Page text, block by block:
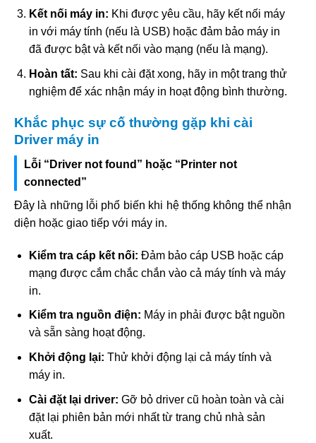
Kết nối máy in: Khi được yêu cầu, hãy kết nối máy
in với máy tính (nếu là USB) hoặc đảm bảo máy in
đã được bật và kết nối vào mạng (nếu là mạng).
Hoàn tất: Sau khi cài đặt xong, hãy in một trang thử
nghiệm để xác nhận máy in hoạt động bình thường.
Khắc phục sự cố thường gặp khi cài
Driver máy in
Lỗi “Driver not found” hoặc “Printer not
connected”
Đây là những lỗi phổ biến khi hệ thống không thể nhận
diện hoặc giao tiếp với máy in.
Kiểm tra cáp kết nối: Đảm bảo cáp USB hoặc cáp
mạng được cắm chắc chắn vào cả máy tính và máy
in.
Kiểm tra nguồn điện: Máy in phải được bật nguồn
và sẵn sàng hoạt động.
Khởi động lại: Thử khởi động lại cả máy tính và
máy in.
Cài đặt lại driver: Gỡ bỏ driver cũ hoàn toàn và cài
đặt lại phiên bản mới nhất từ trang chủ nhà sản
xuất.